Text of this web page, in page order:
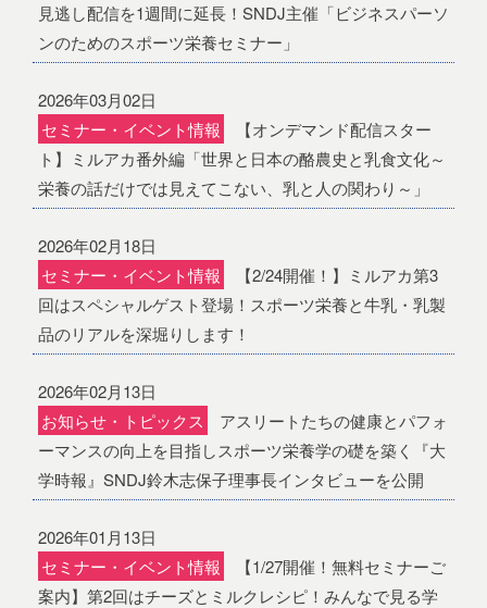
見逃し配信を1週間に延長！SNDJ主催「ビジネスパーソ
ンのためのスポーツ栄養セミナー」
2026年03月02日
セミナー・イベント情報
【オンデマンド配信スター
ト】ミルアカ番外編「世界と日本の酪農史と乳食文化～
栄養の話だけでは見えてこない、乳と人の関わり～」
2026年02月18日
セミナー・イベント情報
【2/24開催！】ミルアカ第3
回はスペシャルゲスト登場！スポーツ栄養と牛乳・乳製
品のリアルを深堀りします！
2026年02月13日
お知らせ・トピックス
アスリートたちの健康とパフォ
ーマンスの向上を目指しスポーツ栄養学の礎を築く『大
学時報』SNDJ鈴木志保子理事長インタビューを公開
2026年01月13日
セミナー・イベント情報
【1/27開催！無料セミナーご
案内】第2回はチーズとミルクレシピ！みんなで見る学